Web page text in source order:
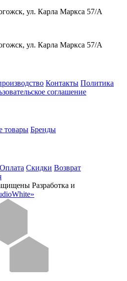
ул. Карла Маркса 57/А
ул. Карла Маркса 57/А
Контакты Политика
соглашение
товары Бренды
Оплата Скидки Возврат
Разработка и